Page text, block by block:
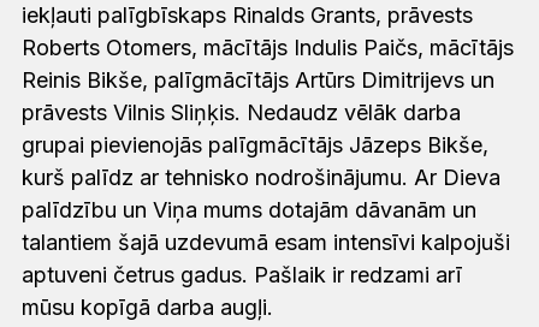
iekļauti palīgbīskaps Rinalds Grants, prāvests
Roberts Otomers, mācītājs Indulis Paičs, mācītājs
Reinis Bikše, palīgmācītājs Artūrs Dimitrijevs un
prāvests Vilnis Sliņķis. Nedaudz vēlāk darba
grupai pievienojās palīgmācītājs Jāzeps Bikše,
kurš palīdz ar tehnisko nodrošinājumu. Ar Dieva
palīdzību un Viņa mums dotajām dāvanām un
talantiem šajā uzdevumā esam intensīvi kalpojuši
aptuveni četrus gadus. Pašlaik ir redzami arī
mūsu kopīgā darba augļi.